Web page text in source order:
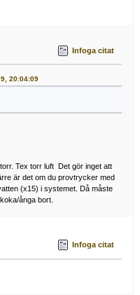
Infoga citat
20:04:09
Tex torr luft Det gör inget att
är det om du provtrycker med
(x15) i systemet. Då måste
ånga bort.
Infoga citat